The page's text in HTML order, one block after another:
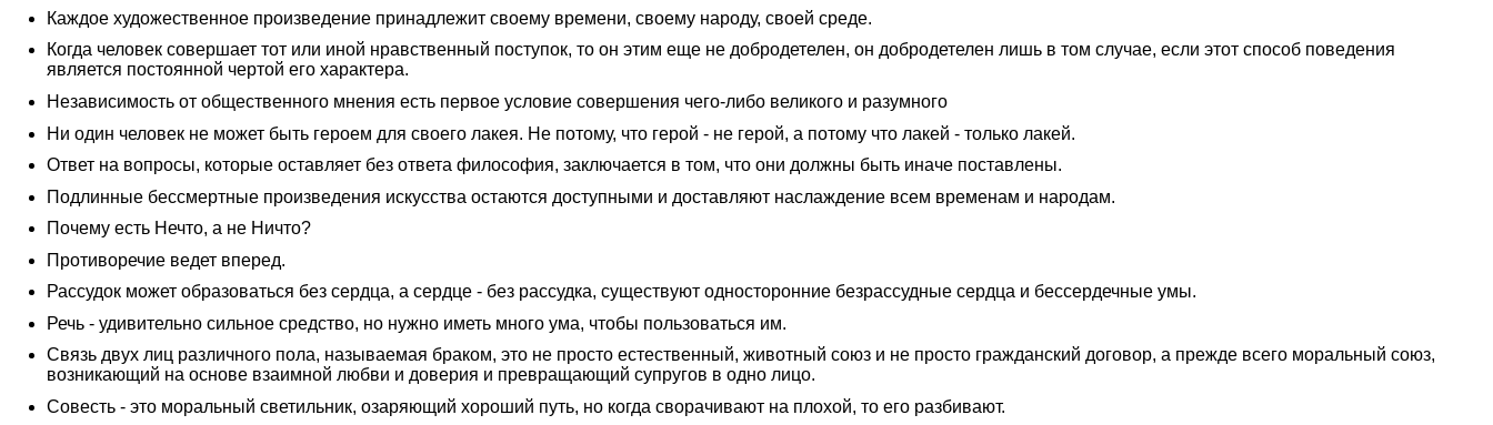
Каждое художественное произведение принадлежит своему времени, своему народу, своей среде.
Когда человек совершает тот или иной нравственный поступок, то он этим еще не добродетелен, он добродетелен лишь в том случае, если этот способ поведения
является постоянной чертой его характера.
Независимость от общественного мнения есть первое условие совершения чего-либо великого и разумного
Ни один человек не может быть героем для своего лакея. Не потому, что герой - не герой, а потому что лакей - только лакей.
Ответ на вопросы, которые оставляет без ответа философия, заключается в том, что они должны быть иначе поставлены.
Подлинные бессмертные произведения искусства остаются доступными и доставляют наслаждение всем временам и народам.
Почему есть Нечто, а не Ничто?
Противоречие ведет вперед.
Рассудок может образоваться без сердца, а сердце - без рассудка, существуют односторонние безрассудные сердца и бессердечные умы.
Речь - удивительно сильное средство, но нужно иметь много ума, чтобы пользоваться им.
Связь двух лиц различного пола, называемая браком, это не просто естественный, животный союз и не просто гражданский договор, а прежде всего моральный союз,
возникающий на основе взаимной любви и доверия и превращающий супругов в одно лицо.
Совесть - это моральный светильник, озаряющий хороший путь, но когда сворачивают на плохой, то его разбивают.